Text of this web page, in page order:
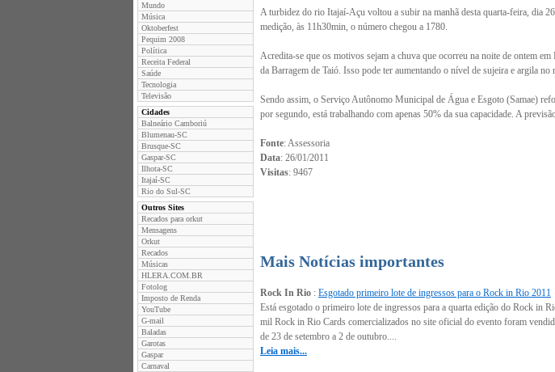
Mundo
Música
Oktoberfest
Pequim 2008
Política
Receita Federal
Saúde
Tecnologia
Televisão
Cidades
Balneário Camboriú
Blumenau-SC
Brusque-SC
Gaspar-SC
Ilhota-SC
Itajaí-SC
Rio do Sul-SC
Outros Sites
Recados para orkut
Mensagens
Orkut
Recados
Músicas
HLERA.COM.BR
Fotolog
Imposto de Renda
YouTube
G-mail
Baladas
Garotas
Gaspar
Carnaval
A turbidez do rio Itajaí-Açu voltou a subir na manhã desta quarta-feira, dia
medição, às 11h30min, o número chegou a 1780.
Acredita-se que os motivos sejam a chuva que ocorreu na noite de ontem
da Barragem de Taió. Isso pode ter aumentando o nível de sujeira e argila
Sendo assim, o Serviço Autônomo Municipal de Água e Esgoto (Samae)
por segundo, está trabalhando com apenas 50% da sua capacidade. A
Fonte: Assessoria
Data: 26/01/2011
Visitas: 9467
Mais Notícias importantes
Rock In Rio : Esgotado primeiro lote de ingressos para o Rock in Rio 2011
Está esgotado o primeiro lote de ingressos para a quarta edição do Rock in
mil Rock in Rio Cards comercializados no site oficial do evento foram
de 23 de setembro a 2 de outubro....
Leia mais...